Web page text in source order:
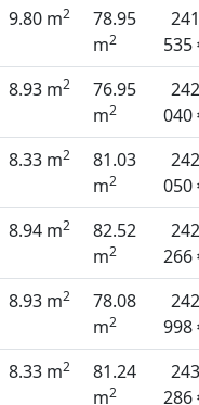
9.80 m2
78.95
m2
241
535
8.93 m2
76.95
m2
242
040
8.33 m2
81.03
m2
242
050
8.94 m2
82.52
m2
242
266
8.93 m2
78.08
m2
242
998
8.33 m2
81.24
m2
243
286